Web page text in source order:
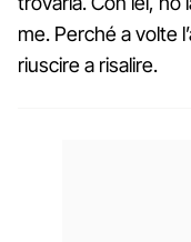
me. Perché a volte
riuscire a risalire.